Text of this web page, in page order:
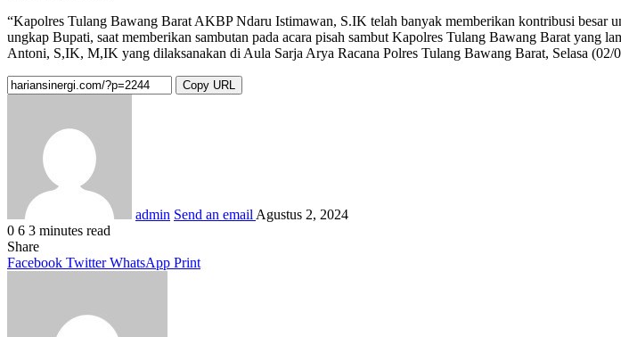
“Kapolres Tulang Bawang Barat AKBP Ndaru Istimawan, S.IK telah banyak memberikan kontribusi besar
ungkap Bupati, saat memberikan sambutan pada acara pisah sambut Kapolres Tulang Bawang Barat
Antoni, S,IK, M,IK yang dilaksanakan di Aula Sarja Arya Racana Polres Tulang Bawang Barat, Selasa (02/
Copy URL
admin Send an email Agustus 2, 2024
0 6 3 minutes read
Share
Facebook Twitter WhatsApp Print